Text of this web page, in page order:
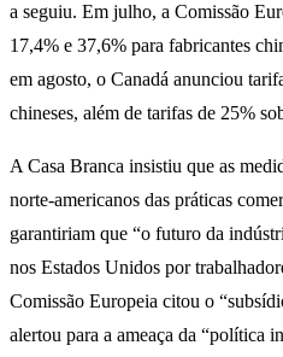
a seguiu. Em julho, a Comissão
17,4% e 37,6% para fabricantes
em agosto, o Canadá anunciou
chineses, além de tarifas de 25%
A Casa Branca insistiu que as
norte-americanos das práticas
garantiriam que “o futuro da
nos Estados Unidos por
Comissão Europeia citou o
alertou para a ameaça da “política